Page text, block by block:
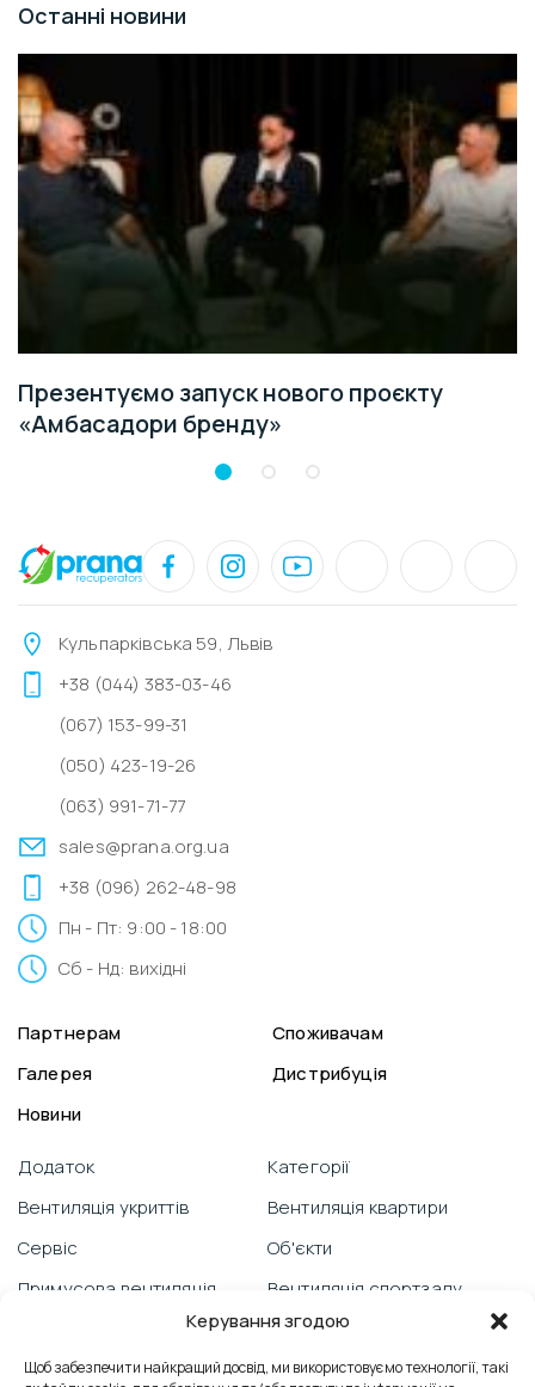
Керування згодою
Щоб забезпечити найкращий досвід, ми використовуємо технології, такі
Останні новини
Презентуємо запуск нового проєкту
«Амбасадори бренду»
Кульпарківська 59, Львів
+38 (044) 383-03-46
(067) 153-99-31
(050) 423-19-26
(063) 991-71-77
sales@prana.org.ua
+38 (096) 262-48-98
Пн - Пт: 9:00 - 18:00
Сб - Нд: вихідні
Партнерам
Споживачам
Галерея
Дистрибуція
Новини
Додаток
Вентиляція укриттів
Сервіс
Примусова вентиляція
PRANA зі смартфону
Категорії
Вентиляція квартири
Об'єкти
Вентиляція спортзалу
Відеоблог
Вентиляція школи